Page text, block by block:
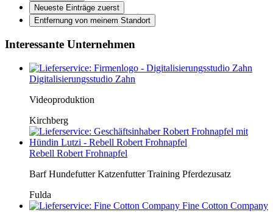
Neueste Einträge zuerst
Entfernung von meinem Standort
Interessante Unternehmen
Digitalisierungsstudio Zahn
Videoproduktion
Kirchberg
Rebell Robert Frohnapfel
Barf Hundefutter Katzenfutter Training Pferdezusatz
Fulda
Fine Cotton Company